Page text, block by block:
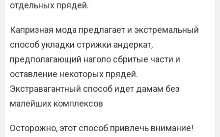
отдельных прядей.
Капризная мода предлагает и экстремальный
способ укладки стрижки андеркат,
предполагающий наголо сбритые части и
оставление некоторых прядей.
Экстравагантный способ идет дамам без
малейших комплексов
Осторожно, этот способ привлечь внимание!